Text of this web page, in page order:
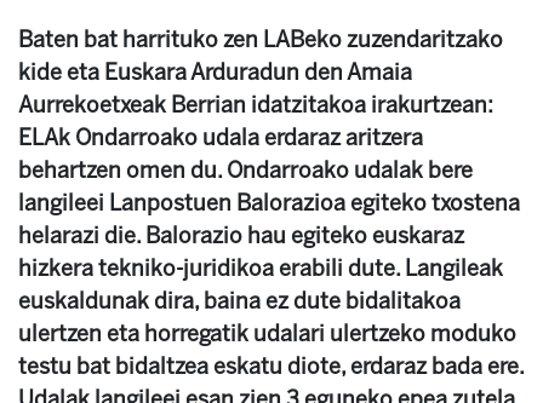
Baten bat harrituko zen LABeko zuzendaritzako
kide eta Euskara Arduradun den Amaia
Aurrekoetxeak Berrian idatzitakoa irakurtzean:
ELAk Ondarroako udala erdaraz aritzera
behartzen omen du. Ondarroako udalak bere
langileei Lanpostuen Balorazioa egiteko txostena
helarazi die. Balorazio hau egiteko euskaraz
hizkera tekniko-juridikoa erabili dute. Langileak
euskaldunak dira, baina ez dute bidalitakoa
ulertzen eta horregatik udalari ulertzeko moduko
testu bat bidaltzea eskatu diote, erdaraz bada ere.